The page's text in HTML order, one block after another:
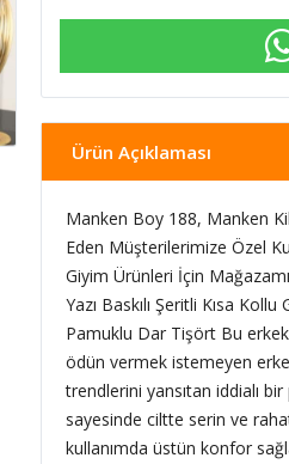
Ürün Açıklaması
Manken Boy 188, Manken
Eden Müşterilerimize Özel
Giyim Ürünleri İçin
Yazı Baskılı Şeritli Kısa
Pamuklu Dar Tişört Bu
ödün vermek istemeyen
trendlerini yansıtan iddialı
sayesinde ciltte serin ve
kullanımda üstün konfor